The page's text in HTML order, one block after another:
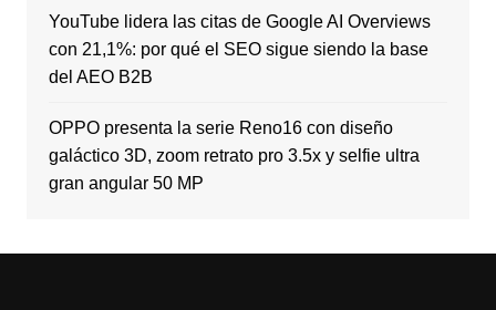
YouTube lidera las citas de Google AI Overviews
con 21,1%: por qué el SEO sigue siendo la base
del AEO B2B
OPPO presenta la serie Reno16 con diseño
galáctico 3D, zoom retrato pro 3.5x y selfie ultra
gran angular 50 MP